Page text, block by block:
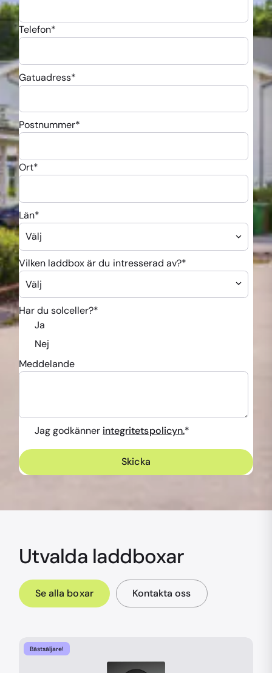
Telefon*
Gatuadress*
Postnummer*
Ort*
Län*
Vilken laddbox är du intresserad av?*
Har du solceller?*
Ja
Nej
Meddelande
Jag godkänner integritetspolicyn.*
Utvalda laddboxar
Se alla boxar Kontakta oss
Bästsäljare!